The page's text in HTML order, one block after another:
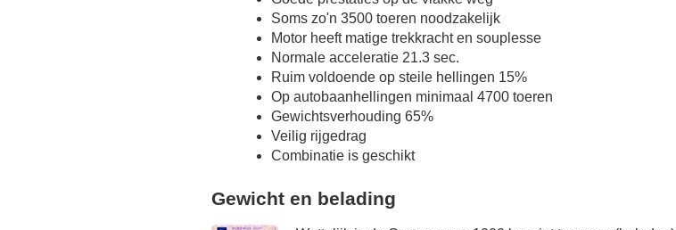
Soms zo'n 3500 toeren noodzakelijk
Motor heeft matige trekkracht en souplesse
Normale acceleratie 21.3 sec.
Ruim voldoende op steile hellingen 15%
Op autobaanhellingen minimaal 4700 toeren
Gewichtsverhouding 65%
Veilig rijgedrag
Combinatie is geschikt
Gewicht en belading